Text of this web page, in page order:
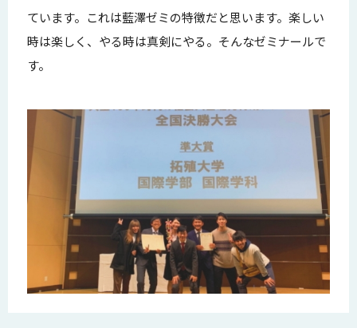
ています。これは藍澤ゼミの特徴だと思います。楽しい
時は楽しく、やる時は真剣にやる。そんなゼミナールで
す。